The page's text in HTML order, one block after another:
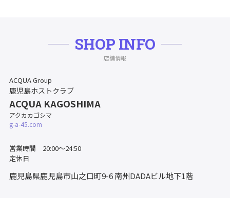
SHOP INFO
店舗情報
ACQUA Group
鹿児島ホストクラブ
ACQUA KAGOSHIMA
アクカカゴシマ
g-a-45.com
営業時間 20:00～24:50
定休日
鹿児島県鹿児島市山之口町9-6南州DADAビル地下1階